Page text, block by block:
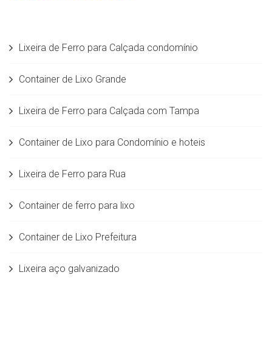
Lixeira de Ferro para Calçada condomínio
Container de Lixo Grande
Lixeira de Ferro para Calçada com Tampa
Container de Lixo para Condomínio e hoteis
Lixeira de Ferro para Rua
Container de ferro para lixo
Container de Lixo Prefeitura
Lixeira aço galvanizado